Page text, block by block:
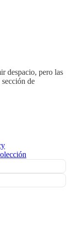
despacio, pero las
de